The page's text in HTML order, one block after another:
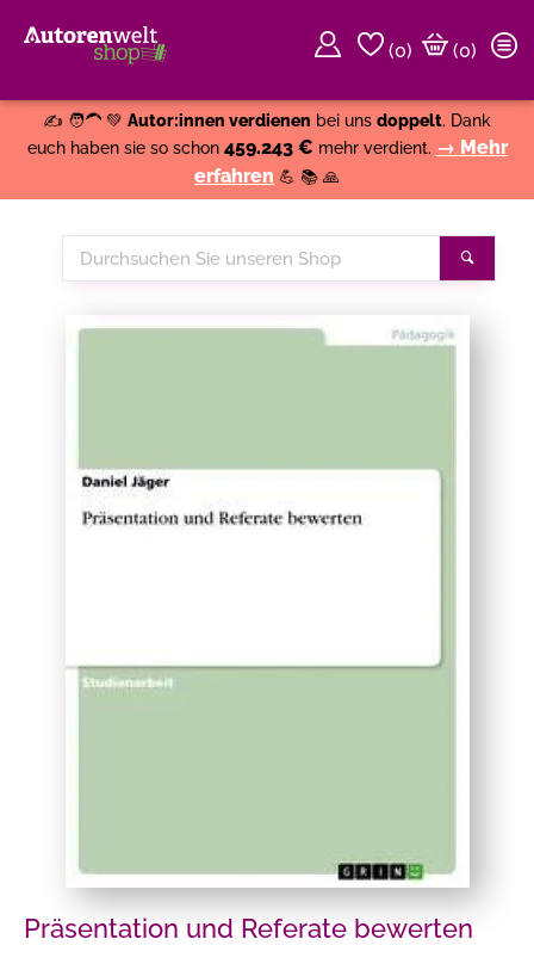
(0)
(0)
✍️ 🧑‍🦱 💚 Autor:innen verdienen bei uns doppelt. Dank
euch haben sie so schon 459.243 € mehr verdient. → Mehr
erfahren 💪 📚 🙏
Durchsuchen
Sie
Shop
Präsentation und Referate bewerten